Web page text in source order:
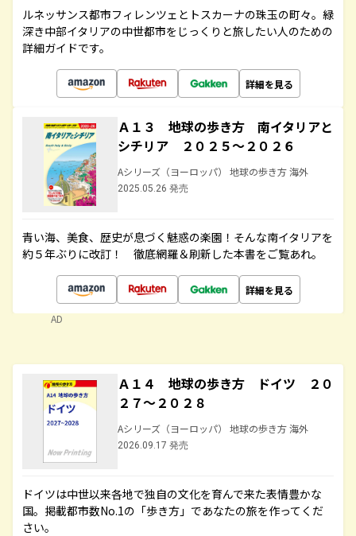
ルネッサンス都市フィレンツェとトスカーナの珠玉の町々。緑
深き中部イタリアの中世都市をじっくりと旅したい人のための
詳細ガイドです。
詳細を見る
Ａ１３ 地球の歩き方 南イタリアと
シチリア ２０２５～２０２６
Aシリーズ（ヨーロッパ） 地球の歩き方 海外
2025.05.26 発売
青い海、美食、歴史が息づく魅惑の楽園！そんな南イタリアを
約５年ぶりに改訂！ 徹底網羅＆刷新した本書をご覧あれ。
詳細を見る
AD
Ａ１４ 地球の歩き方 ドイツ ２０
２７～２０２８
Aシリーズ（ヨーロッパ） 地球の歩き方 海外
2026.09.17 発売
ドイツは中世以来各地で独自の文化を育んで来た表情豊かな
国。掲載都市数No.1の「歩き方」であなたの旅を作ってくだ
さい。